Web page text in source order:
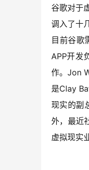
谷歌对于
调入了十
目前谷歌
APP开发
作。Jon
是Clay
现实的副
外，最近
虚拟现实